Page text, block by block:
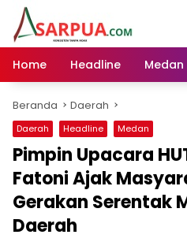
Langsung
konten
Home
Headline Medan
Beranda Daerah
Daerah Headline Medan
Pimpin Upacara
Fatoni Ajak
Gerakan Serentak
Daerah